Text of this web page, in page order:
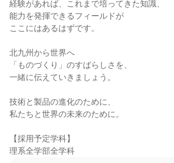
経験があれば、これまで培ってきた知識、
能力を発揮できるフィールドが
ここにはあるはずです。
北九州から世界へ
「ものづくり」のすばらしさを、
一緒に伝えていきましょう。
技術と製品の進化のために、
私たちと世界の未来のために。
【採用予定学科】
理系全学部全学科